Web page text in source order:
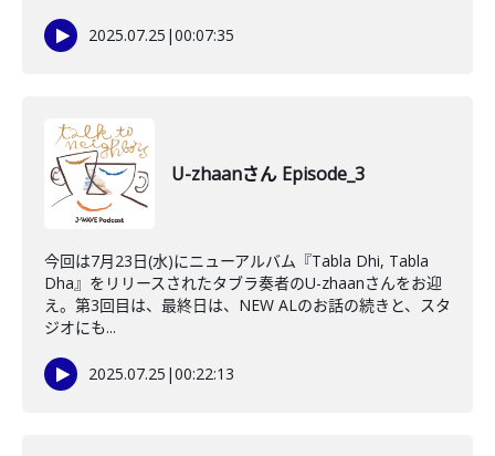
2025.07.25 |00:07:35
U-zhaanさん Episode_3
今回は7月23日(水)にニューアルバム『Tabla Dhi, Tabla
Dha』をリリースされたタブラ奏者のU-zhaanさんをお迎
え。第3回目は、最終日は、NEW ALのお話の続きと、スタ
ジオにも...
2025.07.25 |00:22:13